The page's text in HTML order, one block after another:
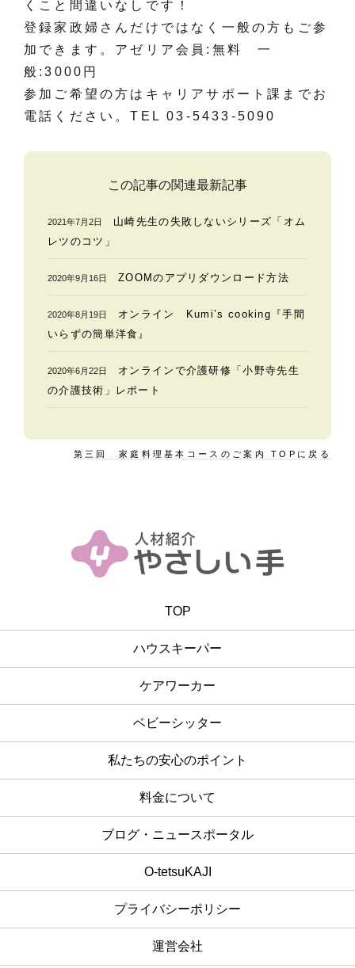
くこと間違いなしです！
登録家政婦さんだけではなく一般の方もご参
加できます。アゼリア会員:無料 一
般:3000円
参加ご希望の方はキャリアサポート課までお
電話ください。TEL 03-5433-5090
この記事の関連最新記事
2021年7月2日
山崎先生の失敗しないシリーズ「オム
レツのコツ」
2020年9月16日 ZOOMのアプリダウンロード方法
2020年8月19日
オンライン Kumi’s cooking『手間
いらずの簡単洋食』
2020年6月22日
オンラインで介護研修「小野寺先生
の介護技術」レポート
第三回 家庭料理基本コースのご案内 TOPに戻る
TOP
ハウスキーパー
ケアワーカー
ベビーシッター
私たちの安心のポイント
料金について
ブログ・ニュースポータル
O-tetsuKAJI
プライバシーポリシー
運営会社